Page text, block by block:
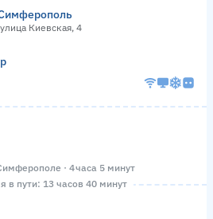
Киевская, 4
· 4 часа 5 минут
в пути: 13 часов 40 минут